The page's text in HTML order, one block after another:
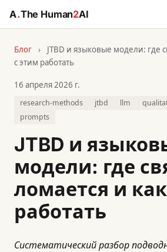
A.The Human2AI
Блог ›
JTBD и языковые модели: где
с этим работать
16 апреля 2026 г.
research-methods jtbd llm
prompts
JTBD и
модели: где
ломается и
работать
Систематический разбор